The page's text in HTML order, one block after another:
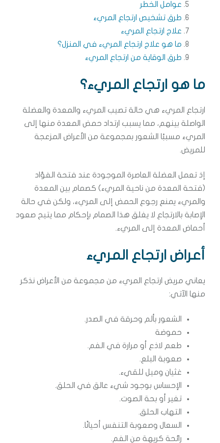
عوامل الخطر
طرق تشخيص ارتجاع المريء
علاج ارتجاع المريء
ما هو علاج ارتجاع المريء في المنزل؟
طرق الوقاية من ارتجاع المريء
ما هو ارتجاع المريء؟
ارتجاع المريء هي حالة تصيب المريء والمعدة والعضلة
الواصلة بينهم، مما يسبب ارتداد حمض المعدة منها إلى
المريء مسببًا الشعور بمجموعة من الأعراض المزعجة
للمريض.
إذ تعمل العضلة العاصرة الموجودة عند فتحة الفؤاد
(فتحة المعدة من ناحية المريء) كصمام بين المعدة
والمريء يمنع رجوع الحمض إلى المريء، ولكن في حالة
الإصابة بالارتجاع لا يغلق هذا الصمام بإحكام مما يتيح صعود
أحماض المعدة إلى المريء.
أعراض ارتجاع المريء
يعاني مريض ارتجاع المريء من مجموعة من الأعراض نذكر
منها الآتي:
الشعور بألم وحرقة في الصدر.
حموضة
طعم لاذع أو مرارة في الفم.
صعوبة البلع.
غثيان وميل للقيء.
الإحساس بوجود شيء عالق في الحلق.
تغير أو بحة الصوت.
التهاب الحلق.
السعال وصعوبة التنفس أحيانًا.
رائحة كريهة من الفم.